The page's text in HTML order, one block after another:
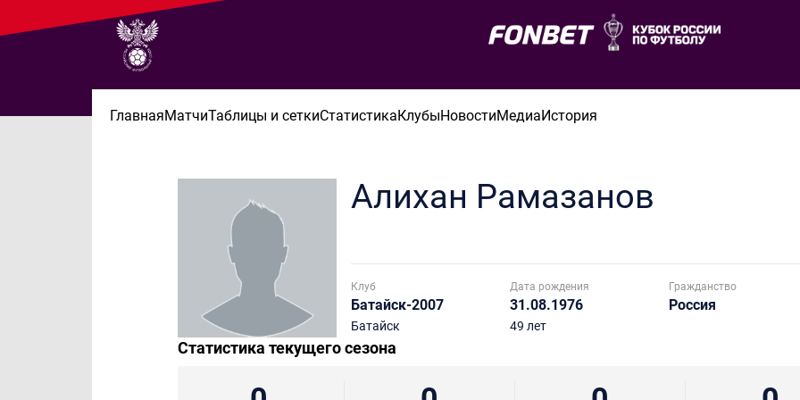
ГлавнаяМатчиТаблицы и сеткиСтатистикаКлубыНовостиМедиаИстория
Алихан Рамазанов
Клуб
Батайск-2007
Батайск
Дата рождения
31.08.1976
49 лет
Гражданство
Россия
Статистика текущего сезона